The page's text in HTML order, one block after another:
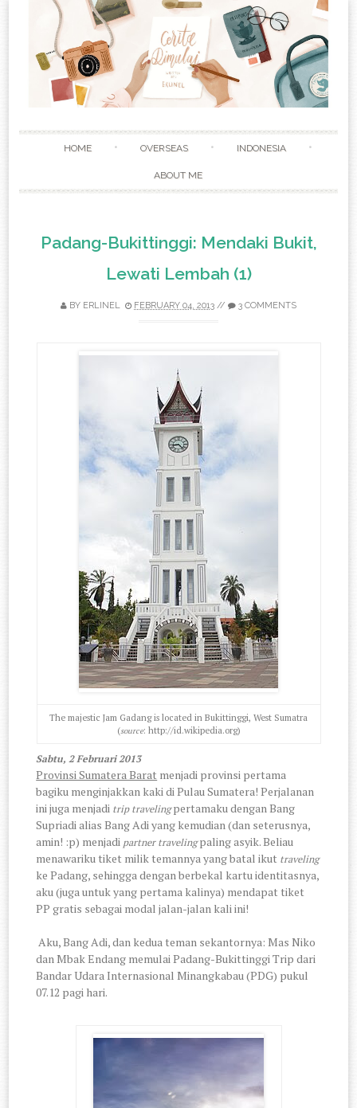
HOME OVERSEAS INDONESIA
ABOUT ME
Padang-Bukittinggi: Mendaki Bukit,
Lewati Lembah (1)
BY ERLINEL FEBRUARY 04, 2013 // 3 COMMENTS
The majestic Jam Gadang is located in Bukittinggi, West Sumatra
(source: http://id.wikipedia.org)
Sabtu, 2 Februari 2013
Provinsi Sumatera Barat menjadi provinsi pertama
bagiku menginjakkan kaki di Pulau Sumatera! Perjalanan
ini juga menjadi trip travelingpertamaku dengan Bang
Supriadi alias Bang Adi yang kemudian (dan seterusnya,
amin! :p) menjadi partner travelingpaling asyik. Beliau
menawariku tiket milik temannya yang batal ikut traveling
ke Padang, sehingga dengan berbekal kartu identitasnya,
aku (juga untuk yang pertama kalinya) mendapat tiket
PP gratis sebagai modal jalan-jalan kali ini!
Aku, Bang Adi, dan kedua teman sekantornya: Mas Niko
dan Mbak Endang memulai Padang-Bukittinggi Trip dari
Bandar Udara Internasional Minangkabau (PDG) pukul
07.12 pagi hari.